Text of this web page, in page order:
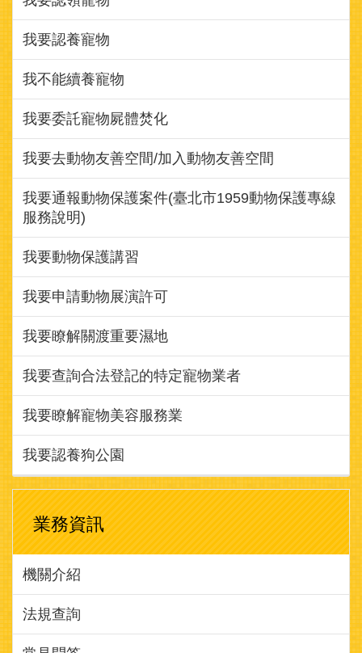
我要認養寵物
我不能續養寵物
我要委託寵物屍體焚化
我要去動物友善空間/加入動物友善空間
我要通報動物保護案件(臺北市1959動物保護專線
服務說明)
我要動物保護講習
我要申請動物展演許可
我要瞭解關渡重要濕地
我要查詢合法登記的特定寵物業者
我要瞭解寵物美容服務業
我要認養狗公園
業務資訊
機關介紹
法規查詢
常見問答